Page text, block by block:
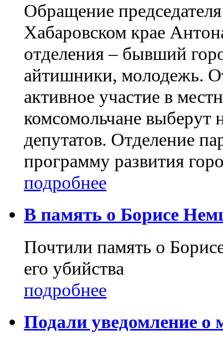
Обращение
Хабаровском крае
отделения – бывший
айтишники, молодежь.
активное участие в
комсомольчане выберут
депутатов. Отделение
программу развития
подробнее
В память о Борисе
Почтили память о
его убийства
подробнее
Подали уведомление о